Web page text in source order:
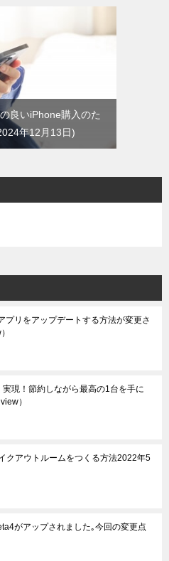
良いiPhone購入のた
年12月13日
プリをアップデートする方法が変更さ
現！節約しながら最高の1台を手に
）
クアウトルームをつくる方法2022年5
がアップされました｡今回の変更点